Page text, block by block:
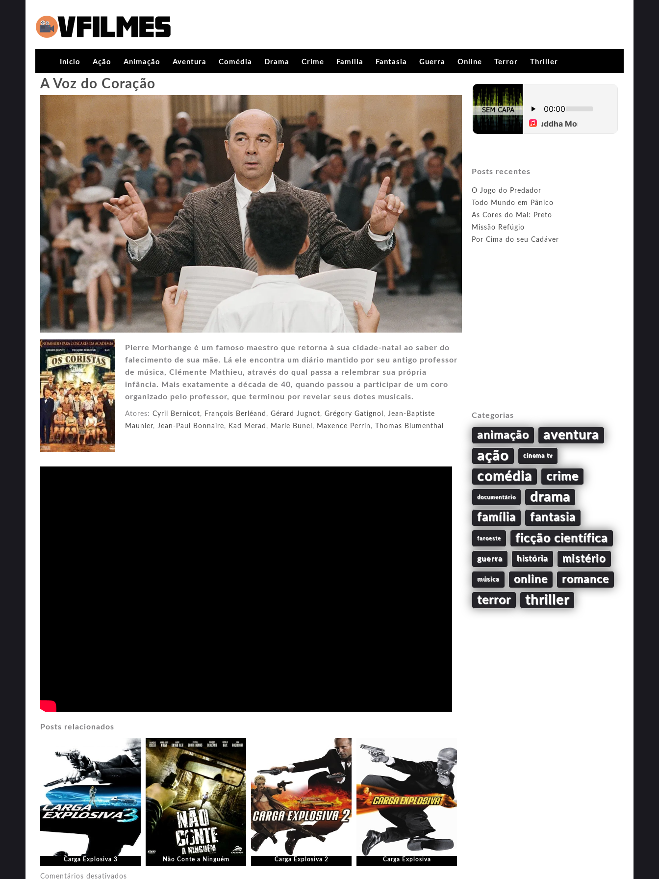
Inicio Ação Animação Aventura Comédia Drama Crime Família Fantasia Guerra Online Terror Thriller
A Voz do Coração
Pierre Morhange é um famoso maestro que retorna à sua cidade-natal ao saber do
falecimento de sua mãe. Lá ele encontra um diário mantido por seu antigo professor
de música, Clémente Mathieu, através do qual passa a relembrar sua própria
infância. Mais exatamente a década de 40, quando passou a participar de um coro
organizado pelo professor, que terminou por revelar seus dotes musicais.
Atores: Cyril Bernicot, François Berléand , Gérard Jugnot, Grégory Gatignol , Jean-Baptiste
Maunier, Jean-Paul Bonnaire, Kad Merad , Marie Bunel , Maxence Perrin , Thomas Blumenthal
Posts relacionados
Carga Explosiva 3 Não Conte a Ninguém Carga Explosiva 2 Carga Explosiva
Comentários desativados
Posts recentes
O Jogo do Predador
Todo Mundo em Pânico
As Cores do Mal: Preto
Missão Refúgio
Por Cima do seu Cadáver
Categorias
animação aventura
ação cinema tv
comédia crime
documentário drama
família fantasia
faroeste ficção científica
guerra história mistério
música online romance
terror thriller